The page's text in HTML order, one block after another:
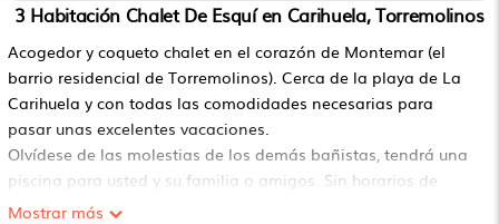
3 Habitación Chalet De Esquí en Carihuela, Torremolinos
Acogedor y coqueto chalet en el corazón de Montemar (el
barrio residencial de Torremolinos). Cerca de la playa de La
Carihuela y con todas las comodidades necesarias para
pasar unas excelentes vacaciones.
Olvídese de las molestias de los demás bañistas, tendrá una
piscina para usted y su familia o amigos. Sin horarios de
apertura o cierre: podrá darse un chapuzón cuando usted lo
Mostrar más